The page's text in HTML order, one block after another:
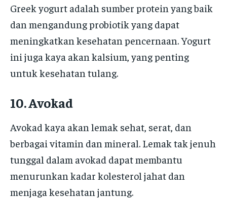
Greek yogurt adalah sumber protein yang baik
dan mengandung probiotik yang dapat
meningkatkan kesehatan pencernaan. Yogurt
ini juga kaya akan kalsium, yang penting
untuk kesehatan tulang.
10. Avokad
Avokad kaya akan lemak sehat, serat, dan
berbagai vitamin dan mineral. Lemak tak jenuh
tunggal dalam avokad dapat membantu
menurunkan kadar kolesterol jahat dan
menjaga kesehatan jantung.